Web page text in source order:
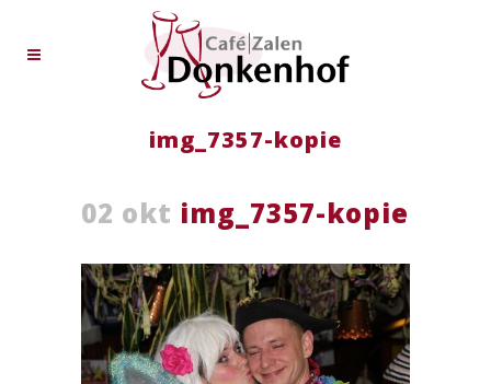
img_7357-kopie
02 okt img_7357-kopie